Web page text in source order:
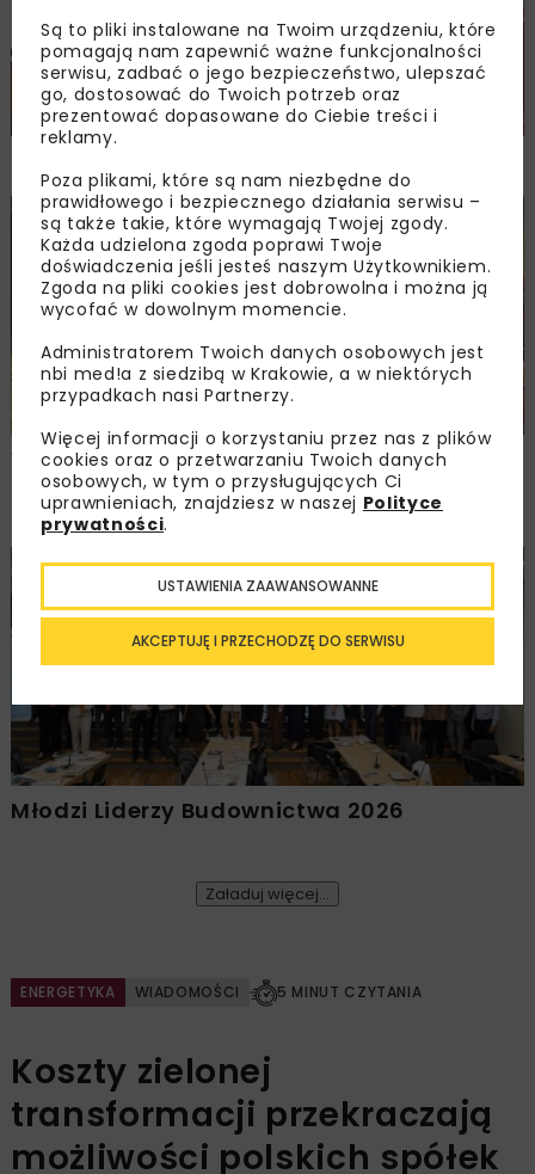
DROGI MOSTY TUNELE ARCHIWUM NBI WYDARZENIA
Walne zgromadzenie członków
Ogólnopolskiej Izby Gospodarczej
Drogownictwa
BUDOWNICTWO DROGI ENERGETYKA
HYDROTECHNIKA
Młodzi Liderzy Budownictwa 2026
Załaduj więcej...
ENERGETYKA WIADOMOŚCI 5 MINUT CZYTANIA
Koszty zielonej
transformacji przekraczają
możliwości polskich spółek
Są to pliki instalowane na Twoim urządzeniu, które
pomagają nam zapewnić ważne funkcjonalności
serwisu, zadbać o jego bezpieczeństwo, ulepszać
go, dostosować do Twoich potrzeb oraz
prezentować dopasowane do Ciebie treści i
reklamy.
Poza plikami, które są nam niezbędne do
prawidłowego i bezpiecznego działania serwisu –
są także takie, które wymagają Twojej zgody.
Każda udzielona zgoda poprawi Twoje
doświadczenia jeśli jesteś naszym Użytkownikiem.
Zgoda na pliki cookies jest dobrowolna i można ją
wycofać w dowolnym momencie.
Administratorem Twoich danych osobowych jest
nbi med!a z siedzibą w Krakowie, a w niektórych
przypadkach nasi Partnerzy.
Więcej informacji o korzystaniu przez nas z plików
cookies oraz o przetwarzaniu Twoich danych
osobowych, w tym o przysługujących Ci
uprawnieniach, znajdziesz w naszej Polityce
prywatności.
AKCEPTUJĘ I PRZECHODZĘ DO SERWISU
USTAWIENIA ZAAWANSOWANNE